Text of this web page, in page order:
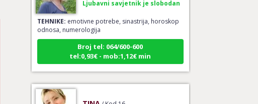
TEHNIKE:emotivne potrebe, sinastrija, horoskop
odnosa, numerologija
Broj tel: 064/600-600
tel:0,93€ - mob:1,12€ min